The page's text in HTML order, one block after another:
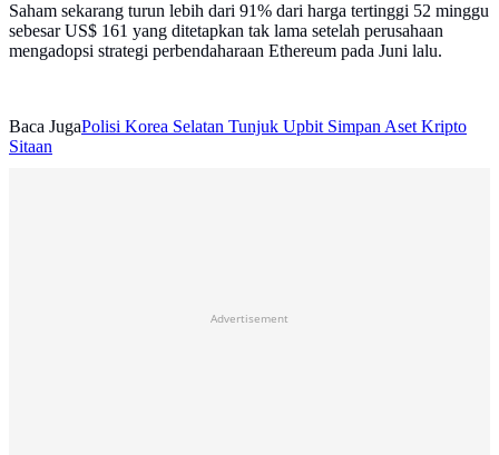
Saham sekarang turun lebih dari 91% dari harga tertinggi 52 minggu
sebesar US$ 161 yang ditetapkan tak lama setelah perusahaan
mengadopsi strategi perbendaharaan Ethereum pada Juni lalu.
Baca JugaPolisi Korea Selatan Tunjuk Upbit Simpan Aset Kripto
Sitaan
Advertisement